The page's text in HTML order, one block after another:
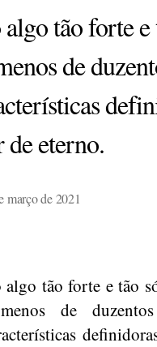
tão forte
de
de eterno.
março de 2021
tão forte e tão
de